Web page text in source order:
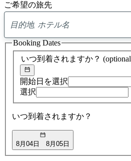
ご希望の旅先
ア
ド
バ
イ
検
索
いつ到着されますか？
開始日を選択
選択
いつ到着されますか？
8月04日 8月05日
Booking Dates